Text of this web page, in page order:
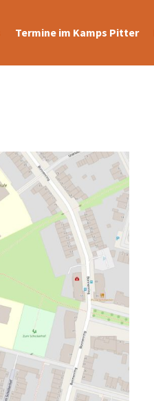
Termine im Kamps Pitter